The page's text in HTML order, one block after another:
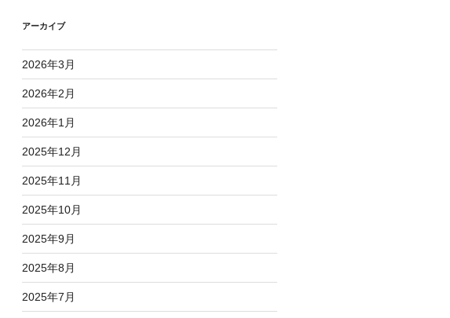
アーカイブ
2026年3月
2026年2月
2026年1月
2025年12月
2025年11月
2025年10月
2025年9月
2025年8月
2025年7月